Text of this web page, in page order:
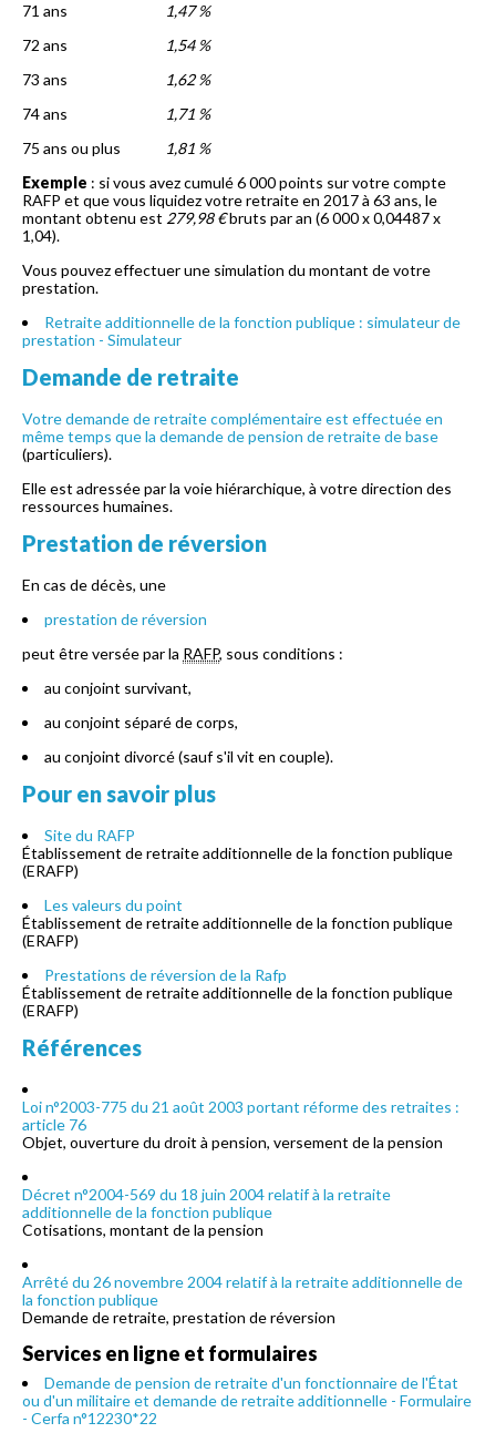
71 ans
1,47 %
72 ans
1,54 %
73 ans
1,62 %
74 ans
1,71 %
75 ans ou plus
1,81 %
Exemple : si vous avez cumulé 6 000 points sur votre compte
RAFP et que vous liquidez votre retraite en 2017 à 63 ans, le
montant obtenu est 279,98 €bruts par an (6 000 x 0,04487 x
1,04).
Vous pouvez effectuer une simulation du montant de votre
prestation.
Retraite additionnelle de la fonction publique : simulateur de
prestation - Simulateur
Demande de retraite
Votre demande de retraite complémentaire est effectuée en
même temps que la demande de pension de retraite de base
(particuliers).
Elle est adressée par la voie hiérarchique, à votre direction des
ressources humaines.
Prestation de réversion
En cas de décès, une
prestation de réversion
peut être versée par la RAFP, sous conditions :
au conjoint survivant,
au conjoint séparé de corps,
au conjoint divorcé (sauf s'il vit en couple).
Pour en savoir plus
Site du RAFP
Établissement de retraite additionnelle de la fonction publique
(ERAFP)
Les valeurs du point
Établissement de retraite additionnelle de la fonction publique
(ERAFP)
Prestations de réversion de la Rafp
Établissement de retraite additionnelle de la fonction publique
(ERAFP)
Références
Loi n°2003-775 du 21 août 2003 portant réforme des retraites :
article 76
Objet, ouverture du droit à pension, versement de la pension
Décret n°2004-569 du 18 juin 2004 relatif à la retraite
additionnelle de la fonction publique
Cotisations, montant de la pension
Arrêté du 26 novembre 2004 relatif à la retraite additionnelle de
la fonction publique
Demande de retraite, prestation de réversion
Services en ligne et formulaires
Demande de pension de retraite d'un fonctionnaire de l'État
ou d'un militaire et demande de retraite additionnelle - Formulaire
- Cerfa n°12230*22